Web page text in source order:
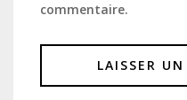
commentaire.